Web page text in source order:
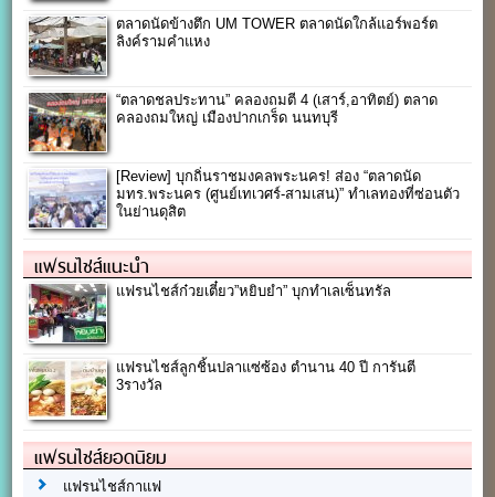
ตลาดนัดข้างตึก UM TOWER ตลาดนัดใกล้แอร์พอร์ต
ลิงค์รามคำแหง
“ตลาดชลประทาน” คลองถมตี 4 (เสาร์,อาทิตย์) ตลาด
คลองถมใหญ่ เมืองปากเกร็ด นนทบุรี
[Review] บุกถิ่นราชมงคลพระนคร! ส่อง “ตลาดนัด
มทร.พระนคร (ศูนย์เทเวศร์-สามเสน)” ทำเลทองที่ซ่อนตัว
ในย่านดุสิต
แฟรนไชส์แนะนำ
แฟรนไชส์ก๋วยเตี๋ยว”หยิบยำ” บุกทำเลเซ็นทรัล
แฟรนไชส์ลูกชิ้นปลาแซ่ซ้อง ตำนาน 40 ปี การันตี
3รางวัล
แฟรนไชส์ยอดนิยม
แฟรนไชส์กาแฟ